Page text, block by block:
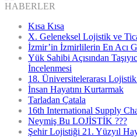
HABERLER
Kısa Kısa
X. Geleneksel Lojistik ve
İzmir’in İzmirlilerin En Acı
Yük Sahibi Açısından
İncelenmesi
18. Üniversitelerarası Lojistik
İnsan Hayatını Kurtarmak
Tarladan Çatala
16th International Supply
Neymiş Bu LOJİSTİK ???
Şehir Lojistiği 21. Yüzyıl